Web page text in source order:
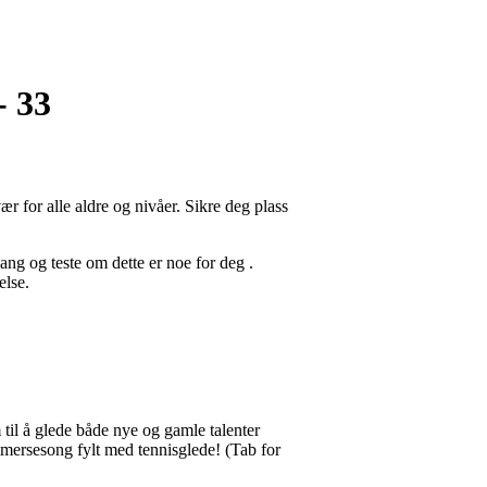
33
for alle aldre og nivåer. Sikre deg plass
og teste om dette er noe for deg .
å glede både nye og gamle talenter
fylt med tennisglede! (Tab for